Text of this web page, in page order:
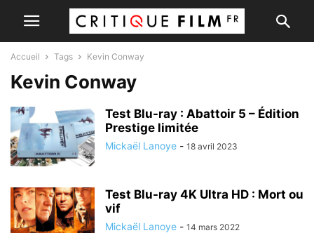
Accueil Tags Kevin Conway
Kevin Conway
Test Blu-ray : Abattoir 5 – Édition
Prestige limitée
Mickaël Lanoye - 18 avril 2023
Test Blu-ray 4K Ultra HD : Mort ou
vif
Mickaël Lanoye - 14 mars 2022